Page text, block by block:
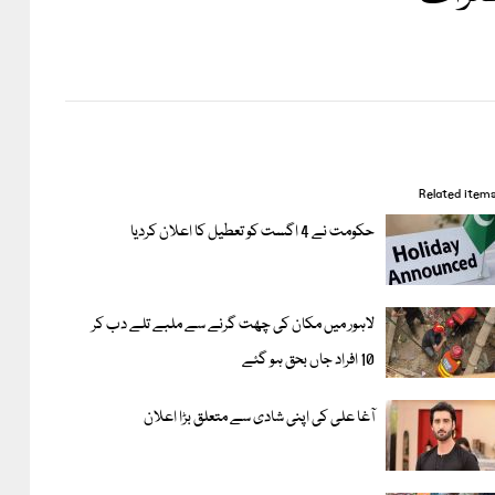
Related items
حکومت نے 4 اگست کو تعطیل کا اعلان کردیا
لاہور میں مکان کی چھت گرنے سے ملبے تلے دب کر
10 افراد جاں بحق ہو گئے
آغا علی کی اپنی شادی سے متعلق بڑا اعلان